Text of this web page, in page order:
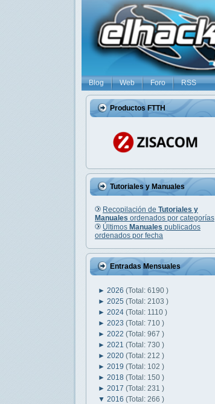
Blog Web Foro RSS
Productos FTTH
Tutoriales y Manuales
Recopilación de Tutoriales y
Manuales ordenados por categorías
Últimos Manuales publicados
ordenados por fecha
Entradas Mensuales
► 2026 (Total: 6190 )
► 2025 (Total: 2103 )
► 2024 (Total: 1110 )
► 2023 (Total: 710 )
► 2022 (Total: 967 )
► 2021 (Total: 730 )
► 2020 (Total: 212 )
► 2019 (Total: 102 )
► 2018 (Total: 150 )
► 2017 (Total: 231 )
▼ 2016 (Total: 266 )